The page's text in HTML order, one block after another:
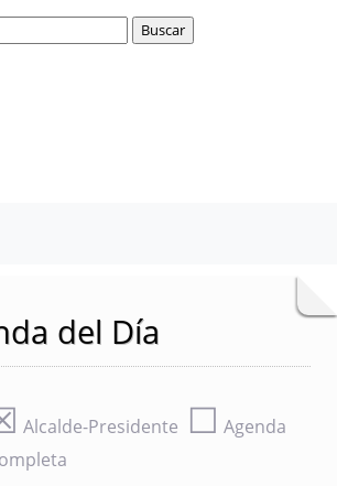
del Día
Alcalde-Presidente ☐ Agenda